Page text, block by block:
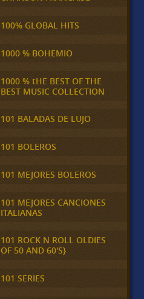
100% GLOBAL HITS
1000 % BOHEMIO
1000 % tHE BEST OF THE
BEST MUSIC COLLECTION
101 BALADAS DE LUJO
101 BOLEROS
101 MEJORES BOLEROS
101 MEJORES CANCIONES
ITALIANAS
101 ROCK N ROLL OLDIES
OF 50 AND 60'S}
101 SERIES